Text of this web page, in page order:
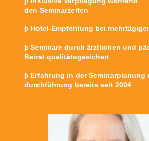
den Seminarzeiten
þ Hotel-Empfehlung bei
þ Seminare durch ärztlichen und
Beirat qualitätsgesichert
þ Erfahrung in der Seminarplanung
durchführung bereits seit 2004